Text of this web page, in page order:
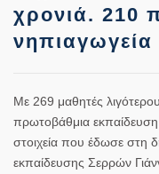
χρονιά. 210
νηπιαγωγεία
Με 269 μαθητές
πρωτοβάθμια
στοιχεία που έδωσε στη
εκπαίδευσης Σερρών